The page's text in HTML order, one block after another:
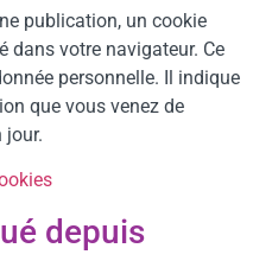
publication, un cookie
dans votre navigateur. Ce
personnelle. Il indique
que vous venez de
jour.
depuis